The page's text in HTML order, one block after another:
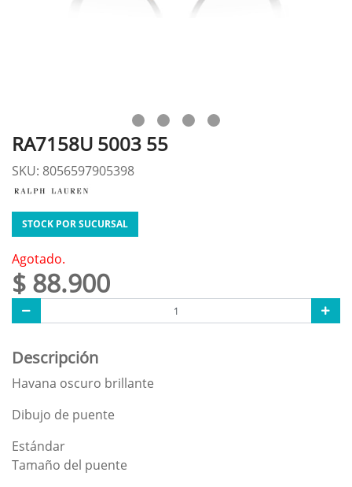
RA7158U 5003 55
SKU: 8056597905398
STOCK POR SUCURSAL
Agotado.
$ 88.900
Descripción
Havana oscuro brillante
Dibujo de puente
Estándar
Tamaño del puente